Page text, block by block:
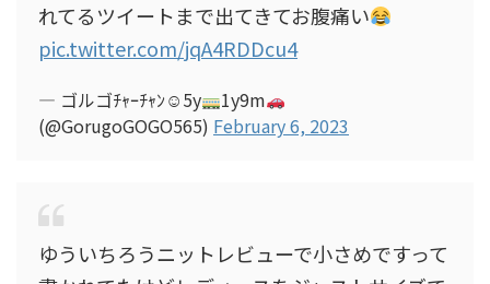
れてるツイートまで出てきてお腹痛い
pic.twitter.com/jqA4RDDcu4
— ゴルゴﾁｬｰﾁｬﾝ☺︎5y
1y9m
(@GorugoGOGO565) February 6, 2023
ゆういちろうニットレビューで小さめですって